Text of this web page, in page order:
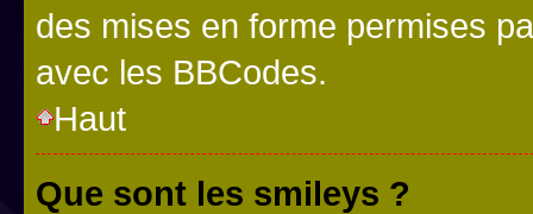
des mises en forme permises
avec les BBCodes.
Haut
Que sont les smileys ?